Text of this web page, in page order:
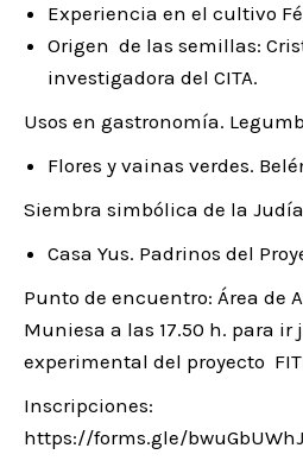
Experiencia en el cultivo
Origen de las semillas:
investigadora del CITA.
Usos en gastronomía.
Flores y vainas verdes.
Siembra simbólica de la
Casa Yus. Padrinos del
Punto de encuentro: Área de
Muniesa a las 17.50 h. para
experimental del proyecto
Inscripciones:
https://forms.gle/